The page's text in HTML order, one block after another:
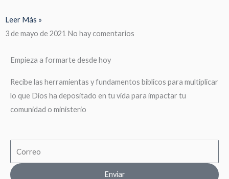
Leer Más »
3 de mayo de 2021 No hay comentarios
Empieza a formarte desde hoy
Recibe las herramientas y fundamentos biblicos para multiplicar
lo que Dios ha depositado en tu vida para impactar tu
comunidad o ministerio
Enviar